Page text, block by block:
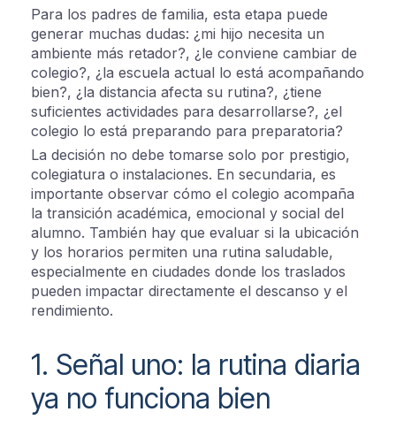
Para los padres de familia, esta etapa puede
generar muchas dudas: ¿mi hijo necesita un
ambiente más retador?, ¿le conviene cambiar de
colegio?, ¿la escuela actual lo está acompañando
bien?, ¿la distancia afecta su rutina?, ¿tiene
suficientes actividades para desarrollarse?, ¿el
colegio lo está preparando para preparatoria?
La decisión no debe tomarse solo por prestigio,
colegiatura o instalaciones. En secundaria, es
importante observar cómo el colegio acompaña
la transición académica, emocional y social del
alumno. También hay que evaluar si la ubicación
y los horarios permiten una rutina saludable,
especialmente en ciudades donde los traslados
pueden impactar directamente el descanso y el
rendimiento.
1. Señal uno: la rutina diaria
ya no funciona bien